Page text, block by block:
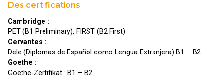
Des certifications
Cambridge :
PET (B1 Preliminary), FIRST (B2 First)
Cervantes :
Dele (Diplomas de Español como Lengua Extranjera) B1 – B2
Goethe :
Goethe-Zertifikat : B1 – B2.